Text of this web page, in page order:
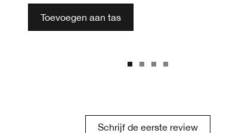
Toevoegen aan tas
Schrijf de eerste review